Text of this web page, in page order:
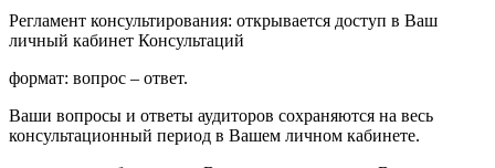
Регламент консультирования: открывается доступ в Ваш
личный кабинет Консультаций
формат: вопрос – ответ.
Ваши вопросы и ответы аудиторов сохраняются на весь
консультационный период в Вашем личном кабинете.